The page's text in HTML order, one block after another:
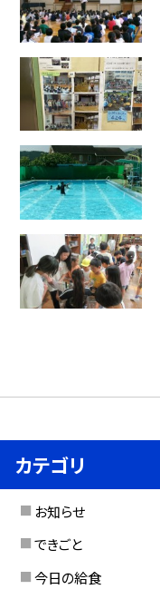
カテゴリ
お知らせ
できごと
今日の給食